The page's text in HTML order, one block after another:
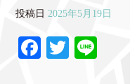
投稿日 2025年5月19日
Fa T